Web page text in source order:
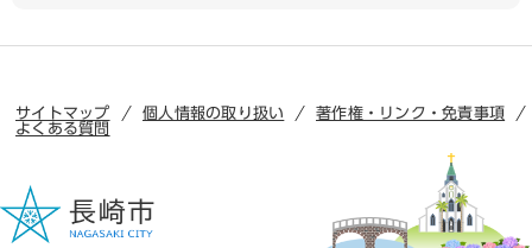
サイトマップ 個人情報の取り扱い
著作権・リンク・免責事項
よくある質問